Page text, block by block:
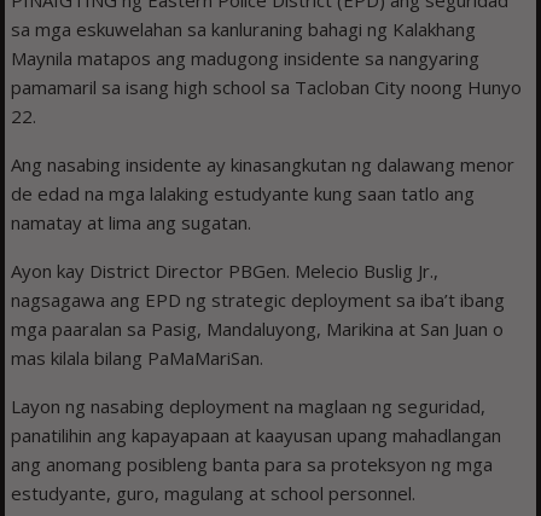
sa mga eskuwelahan sa kanluraning bahagi ng Kalakhang
Maynila matapos ang madugong insidente sa nangyaring
pamamaril sa isang high school sa Tacloban City noong Hunyo
22.
Ang nasabing insidente ay kinasangkutan ng dalawang menor
de edad na mga lalaking estudyante kung saan tatlo ang
namatay at lima ang sugatan.
Ayon kay District Director PBGen. Melecio Buslig Jr.,
nagsagawa ang EPD ng strategic deployment sa iba’t ibang
mga paaralan sa Pasig, Mandaluyong, Marikina at San Juan o
mas kilala bilang PaMaMariSan.
Layon ng nasabing deployment na maglaan ng seguridad,
panatilihin ang kapayapaan at kaayusan upang mahadlangan
ang anomang posibleng banta para sa proteksyon ng mga
estudyante, guro, magulang at school personnel.